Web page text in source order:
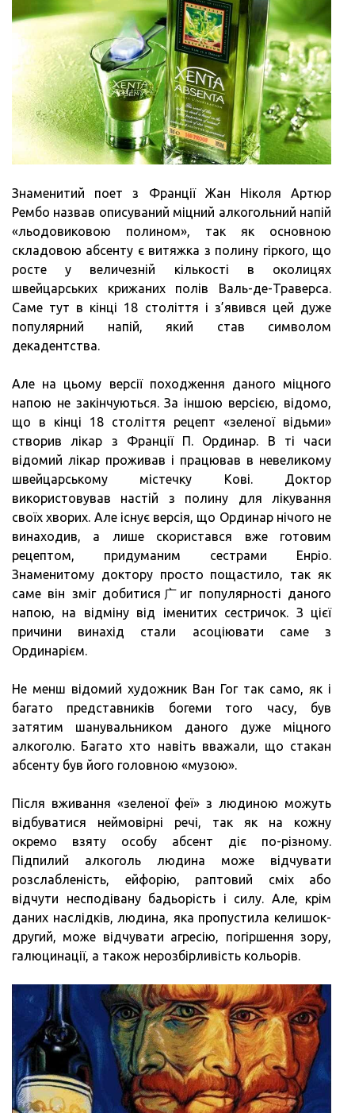
Знаменитий поет з Франції Жан Ніколя Артюр
Рембо назвав описуваний міцний алкогольний напій
«льодовиковою полином», так як основною
складовою абсенту є витяжка з полину гіркого, що
росте у величезній кількості в околицях
швейцарських крижаних полів Валь-де-Траверса.
Саме тут в кінці 18 століття і з’явився цей дуже
популярний напій, який став символом
декадентства.
Але на цьому версії походження даного міцного
напою не закінчуються. За іншою версією, відомо,
що в кінці 18 століття рецепт «зеленої відьми»
створив лікар з Франції П. Ординар. В ті часи
відомий лікар проживав і працював в невеликому
швейцарському містечку Кові. Доктор
використовував настій з полину для лікування
своїх хворих. Але існує версія, що Ординар нічого не
винаходив, а лише скористався вже готовим
рецептом, придуманим сестрами Енріо.
Знаменитому доктору просто пощастило, так як
саме він зміг добитися广иг популярності даного
напою, на відміну від іменитих сестричок. З цієї
причини винахід стали асоціювати саме з
Ординарієм.
Не менш відомий художник Ван Гог так само, як і
багато представників богеми того часу, був
затятим шанувальником даного дуже міцного
алкоголю. Багато хто навіть вважали, що стакан
абсенту був його головною «музою».
Після вживання «зеленої феї» з людиною можуть
відбуватися неймовірні речі, так як на кожну
окремо взяту особу абсент діє по-різному.
Підпилий алкоголь людина може відчувати
розслабленість, ейфорію, раптовий сміх або
відчути несподівану бадьорість і силу. Але, крім
даних наслідків, людина, яка пропустила келишок-
другий, може відчувати агресію, погіршення зору,
галюцинації, а також нерозбірливість кольорів.